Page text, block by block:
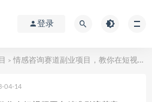
登录
> 情感咨询赛道副业项目，教你在短视频平台精准引流获客，玩法无私分享给你
04-14